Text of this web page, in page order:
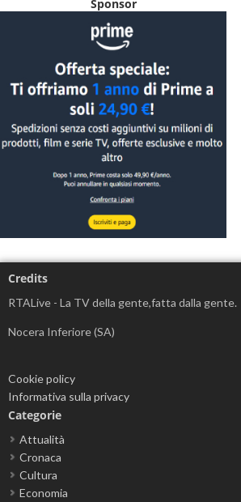
Sponsor
Credits
RTALive - La TV della gente,fatta dalla gente.
Nocera Inferiore (SA)
Cookie policy
Informativa sulla privacy
Categorie
Attualità
Cronaca
Cultura
Economia